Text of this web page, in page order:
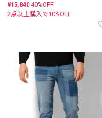
¥15,840 40%OFF
2点以上購入で10%OFF